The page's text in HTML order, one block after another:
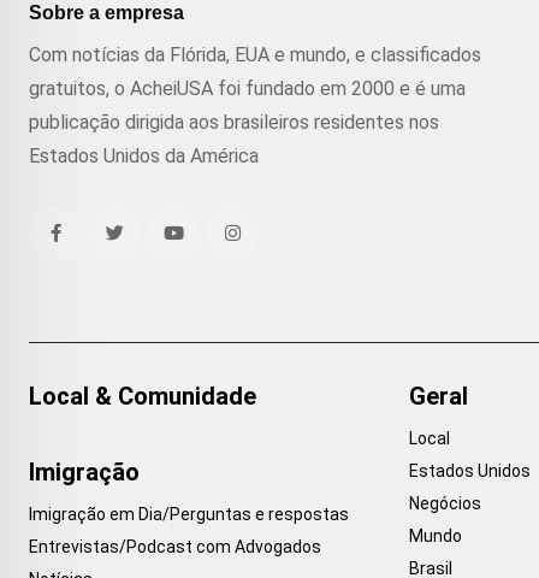
Sobre a empresa
Com notícias da Flórida, EUA e mundo, e classificados
gratuitos, o AcheiUSA foi fundado em 2000 e é uma
publicação dirigida aos brasileiros residentes nos
Estados Unidos da América
Local & Comunidade
Imigração
Imigração em Dia/Perguntas e respostas
Entrevistas/Podcast com Advogados
Geral
Local
Estados Unidos
Negócios
Mundo
Brasil